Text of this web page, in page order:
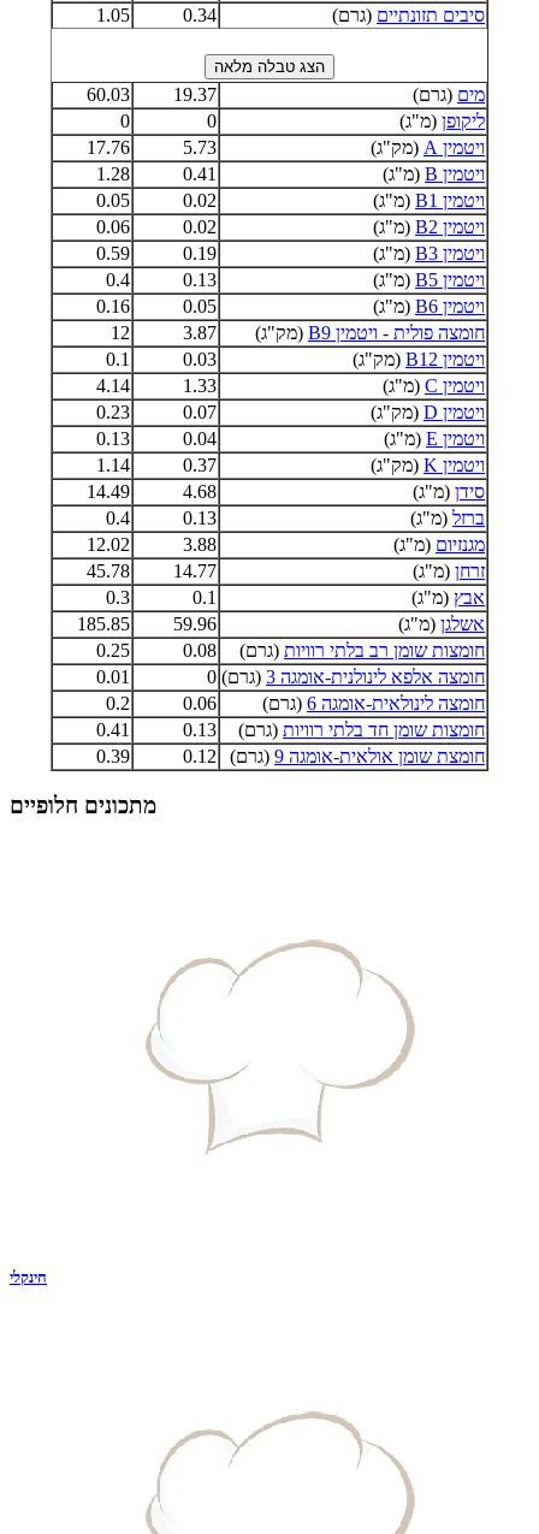
סיבים תזונתיים (גרם) 0.34
1.05
מים (גרם) 19.37
60.03
ליקופן (מ"ג) 0
0
ויטמין A
(מק"ג) 5.73
17.76
ויטמין B
(מ"ג) 0.41
1.28
ויטמין B1
(מ"ג) 0.02
0.05
ויטמין B2
(מ"ג) 0.02
0.06
ויטמין B3
(מ"ג) 0.19
0.59
ויטמין B5
(מ"ג) 0.13
0.4
ויטמין B6
(מ"ג) 0.05
0.16
חומצה פולית - ויטמין B9
(מק"ג) 3.87
12
ויטמין B12
(מק"ג) 0.03
0.1
ויטמין C
(מ"ג) 1.33
4.14
ויטמין D
(מק"ג) 0.07
0.23
ויטמין E
(מ"ג) 0.04
0.13
ויטמין K
(מק"ג) 0.37
1.14
סידן (מ"ג) 4.68
14.49
ברזל (מ"ג) 0.13
0.4
מגנזיום (מ"ג) 3.88
12.02
זרחן (מ"ג) 14.77
45.78
אבץ (מ"ג) 0.1
0.3
אשלגן (מ"ג) 59.96
185.85
חומצות שומן רב בלתי רוויות (גרם) 0.08
0.25
חומצה אלפא לינולנית-אומגה 3
(גרם) 0
0.01
חומצה לינולאית-אומגה 6
(גרם) 0.06
0.2
חומצות שומן חד בלתי רוויות (גרם) 0.13
0.41
חומצת שומן אולאית-אומגה 9
(גרם) 0.12
0.39
מתכונים חלופיים
חינקלי